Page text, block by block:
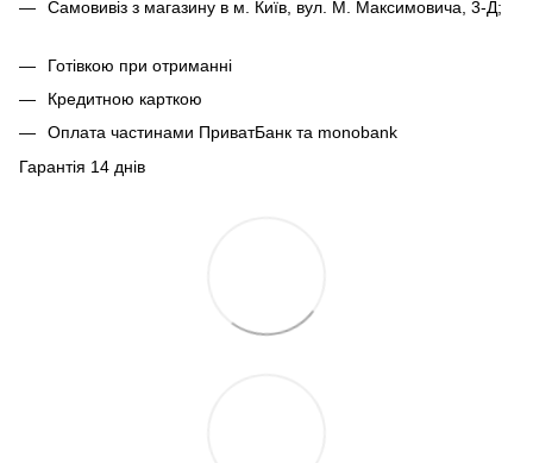
Самовивіз з магазину в м. Київ, вул. М. Максимовича, 3-Д;
Готівкою при отриманні
Кредитною карткою
Оплата частинами ПриватБанк та monobank
Гарантія 14 днів